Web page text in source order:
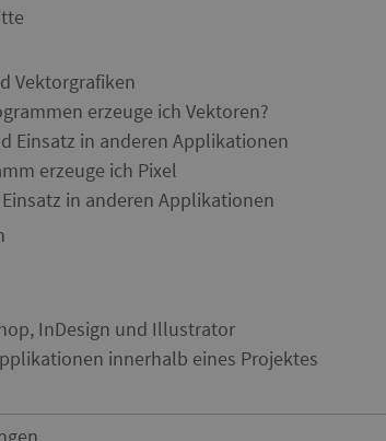
Vektorgrafiken
erzeuge ich Vektoren?
Einsatz in anderen Applikationen
erzeuge ich Pixel
in anderen Applikationen
InDesign und Illustrator
innerhalb eines Projektes